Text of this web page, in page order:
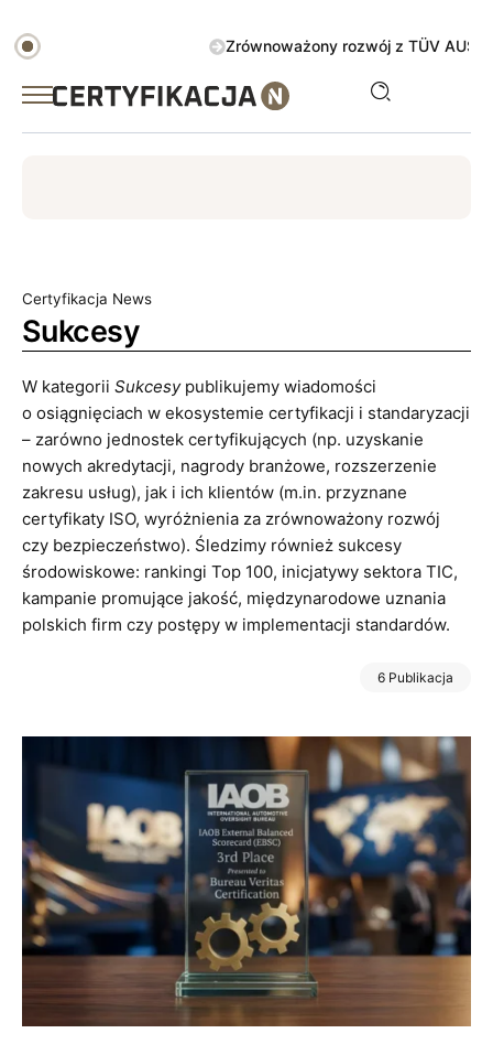
Zrównoważony rozwój z TÜV AUSTRIA
Certyfikacja News
Sukcesy
W kategorii Sukcesypublikujemy wiadomości
o osiągnięciach w ekosystemie certyfikacji i standaryzacji
– zarówno jednostek certyfikujących (np. uzyskanie
nowych akredytacji, nagrody branżowe, rozszerzenie
zakresu usług), jak i ich klientów (m.in. przyznane
certyfikaty ISO, wyróżnienia za zrównoważony rozwój
czy bezpieczeństwo). Śledzimy również sukcesy
środowiskowe: rankingi Top 100, inicjatywy sektora TIC,
kampanie promujące jakość, międzynarodowe uznania
polskich firm czy postępy w implementacji standardów.
6 Publikacja